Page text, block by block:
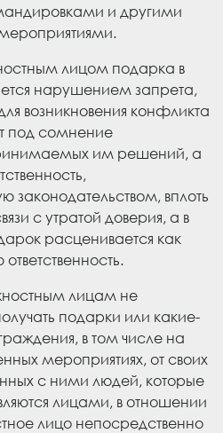
и другими
лицом подарка в
нарушением запрета,
возникновения конфликта
под сомнение
им решений, а
законодательством, вплоть
с утратой доверия, а в
расценивается как
ответственность.
лицам не
подарки или какие-
в том числе на
мероприятиях, от своих
с ними людей, которые
лицами, в отношении
лицо непосредственно